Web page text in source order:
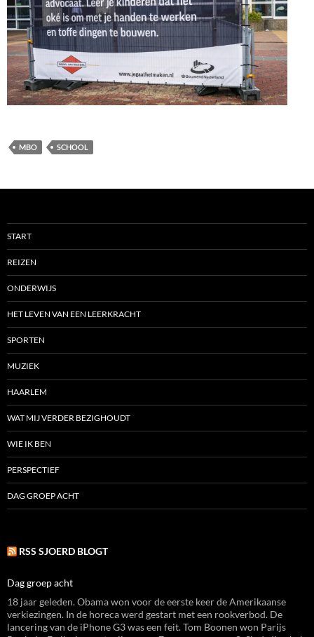
MBO SCHOOL
START
REIZEN
ONDERWIJS
HET LEVEN VAN EEN LEERKRACHT
SPORTEN
MUZIEK
HAARLEM
WAT MIJ VERDER BEZIGHOUDT
WIE IK BEN
PERSPECTIEF
DAG GROEP ACHT
RSS SJOERD BLOGT
Dag groep acht
18 jaar geleden. Obama won voor de eerste keer de Amerikaanse
verkiezingen. In de horeca werd gestart met een rookverbod. De
lancering van de iPhone G3 was een feit. Tom Boonen won Parijs